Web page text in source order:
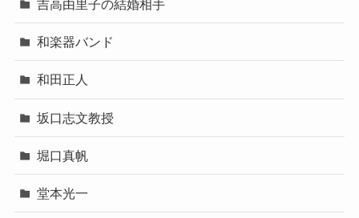
吉高由里子の結婚相手
和楽器バンド
和田正人
坂口志文教授
堀口真帆
堂本光一